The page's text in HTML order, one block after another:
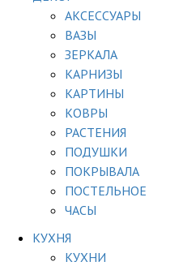
АКСЕССУАРЫ
ВАЗЫ
ЗЕРКАЛА
КАРНИЗЫ
КАРТИНЫ
КОВРЫ
РАСТЕНИЯ
ПОДУШКИ
ПОКРЫВАЛА
ПОСТЕЛЬНОЕ
ЧАСЫ
КУХНЯ
КУХНИ